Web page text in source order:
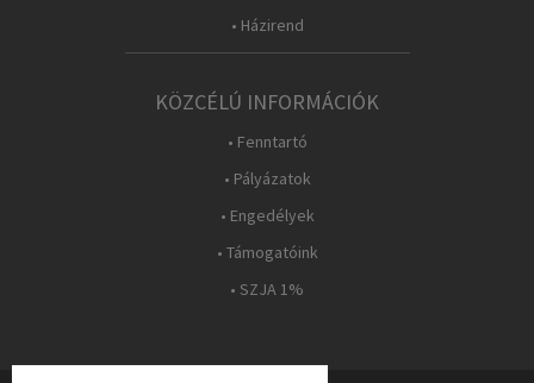
• Házirend
KÖZCÉLÚ INFORMÁCIÓK
• Fenntartó
• Pályázatok
• Engedélyek
• Támogatóink
• SZJA 1%